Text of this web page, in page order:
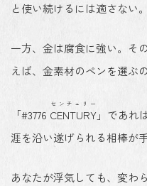
と使い続けるには適さない。
一方、金は腐食に強い。そ
えば、金素材のペンを選ぶ
「#3776 CENTURY
センチュリー
」であれ
涯を沿い遂げられる相棒が
あなたが浮気しても、変わ